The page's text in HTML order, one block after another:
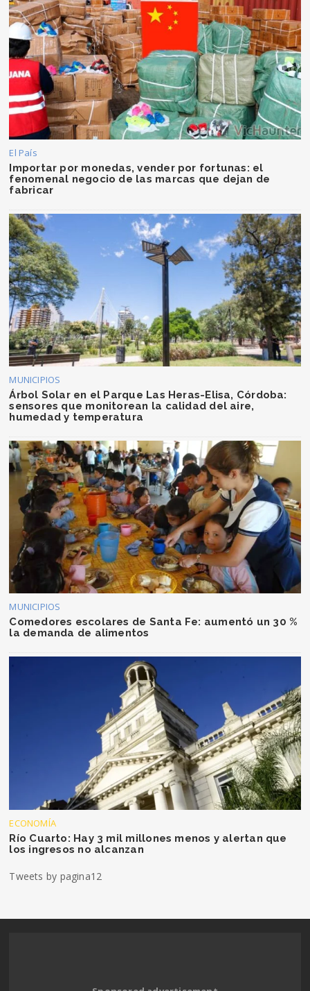
El País
Importar por monedas, vender por fortunas: el
fenomenal negocio de las marcas que dejan de
fabricar
MUNICIPIOS
Árbol Solar en el Parque Las Heras-Elisa, Córdoba:
sensores que monitorean la calidad del aire,
humedad y temperatura
MUNICIPIOS
Comedores escolares de Santa Fe: aumentó un 30 %
la demanda de alimentos
ECONOMÍA
Río Cuarto: Hay 3 mil millones menos y alertan que
los ingresos no alcanzan
Tweets by pagina12